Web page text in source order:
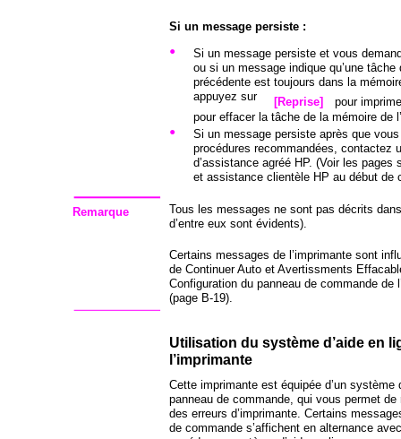
Si un message persiste :
•
Si un message persiste et vous
ou si un message indique qu’une tâche
précédente est toujours dans la
appuyez sur
[Reprise]
pour
pour effacer la tâche de la mémoire de
•
Si un message persiste après que
procédures recommandées, contactez
d’assistance agréé HP. (Voir les pages
et assistance clientèle HP au début de
Remarque
Tous les messages ne sont pas décrits
d’entre eux sont évidents).
Certains messages de l’imprimante sont
de Continuer Auto et Avertissments
Configuration du panneau de commande de
(page B-19).
Utilisation du système d’aide en
l’imprimante
Cette imprimante est équipée d’un système
panneau de commande, qui vous permet de
des erreurs d’imprimante. Certains
de commande s’affichent en alternance